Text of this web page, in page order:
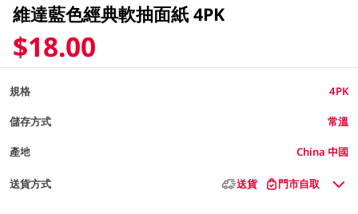
維達藍色經典軟抽面紙 4PK
$18.00
規格 4PK
儲存方式 常溫
產地 China 中國
送貨方式 送貨 門市自取